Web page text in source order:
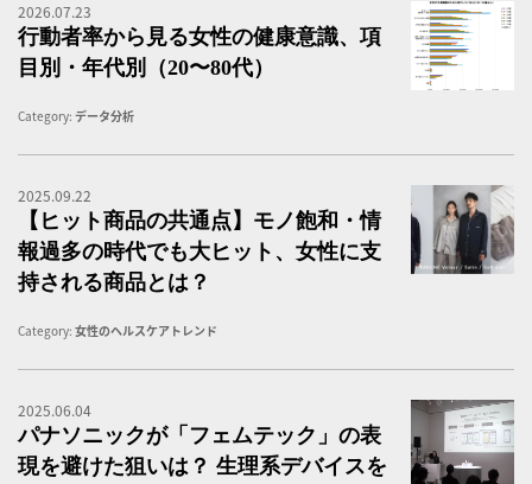
2026.07.23
行動者率から見る女性の健康意識、項
目別・年代別（20〜80代）
Category: データ分析
2025.09.22
【ヒット商品の共通点】モノ飽和・情
報過多の時代でも大ヒット、女性に支
持される商品とは？
Category: 女性のヘルスケアトレンド
2025.06.04
パナソニックが「フェムテック」の表
現を避けた狙いは？ 生理系デバイスを